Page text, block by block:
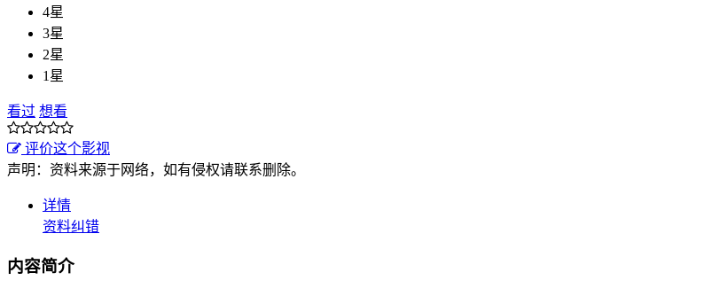
4星
3星
2星
1星
看过 想看
评价这个影视
声明：资料来源于网络，如有侵权请联系删除。
详情
资料纠错
内容简介